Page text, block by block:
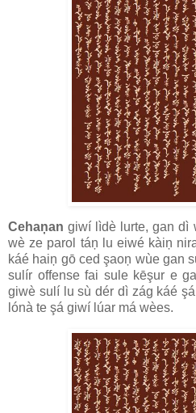
Cehaņan giwí lìdè lurte, gan dì
wè ze parol táņ lu eiwé kàiņ
káé haiņ gō ced şaoņ wùe gan
sulír offense fai sule kēşur e
giwè sulí lu sù dér dì zág káé
lónà te şá giwí lúar má wèes.